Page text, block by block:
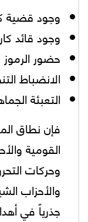
وجود قضية
وجود قائد
حضور
الانضباط
التعبئة
فإن نطاق
القومية
وحركات
والأحزاب
جذرياً في